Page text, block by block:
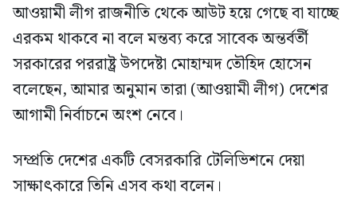
আওয়ামী লীগ রাজনীতি থেকে আউট হয়ে গেছে বা যাচ্ছে
এরকম থাকবে না বলে মন্তব্য করে সাবেক অন্তর্বর্তী
সরকারের পররাষ্ট্র উপদেষ্টা মোহাম্মদ তৌহিদ হোসেন
বলেছেন, আমার অনুমান তারা (আওয়ামী লীগ) দেশের
আগামী নির্বাচনে অংশ নেবে।
সম্প্রতি দেশের একটি বেসরকারি টেলিভিশনে দেয়া
সাক্ষাৎকারে তিনি এসব কথা বলেন।